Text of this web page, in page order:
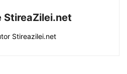
StireaZilei.net
Stireazilei.net